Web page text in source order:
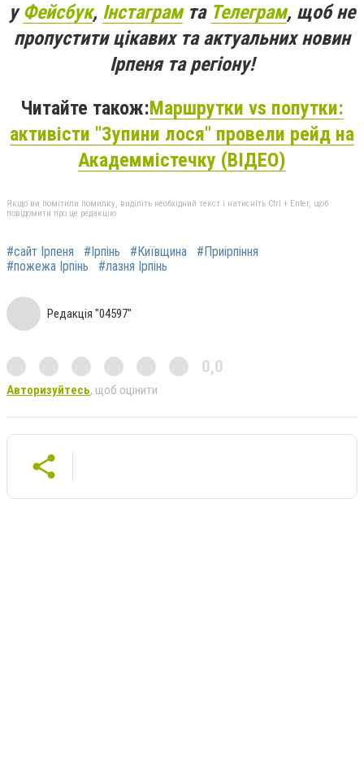
уФейсбук, Інстаграмта Телеграм, щоб не
пропустити цікавих та актуальних новин
Ірпеня та регіону!
Читайте також:Маршрутки vs попутки:
активісти "Зупини лося" провели рейд на
Академмістечку (ВІДЕО)
Якщо ви помітили помилку, виділіть необхідний текст і натисніть Ctrl + Enter, щоб
повідомити про це редакцію
#сайт Ірпеня #Ірпінь #Київщина
#Приірпіння
#пожежа Ірпінь
#лазня Ірпінь
Редакція "04597"
0,0
Авторизуйтесь, щоб оцінити